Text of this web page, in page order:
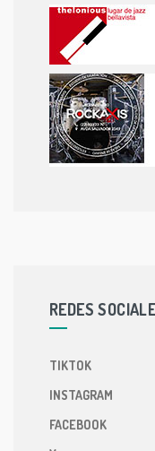
REDES
TIKTOK
INSTAGRAM
FACEBOOK